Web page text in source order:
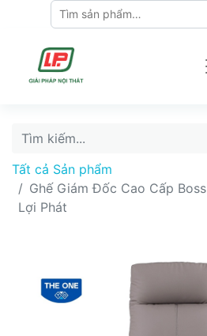
Tất cả Sản phẩm
Ghế Giám Đốc Cao Cấp
Lợi Phát